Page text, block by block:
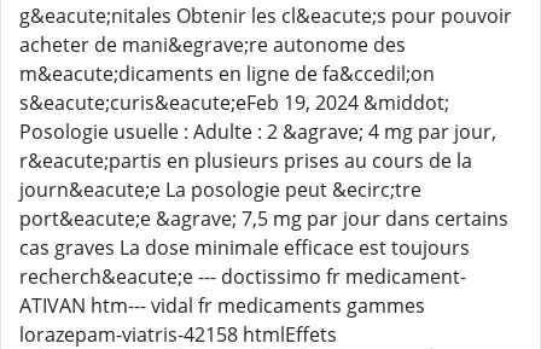
g&eacute;nitales Obtenir les cl&eacute;s pour pouvoir
acheter de mani&egrave;re autonome des
m&eacute;dicaments en ligne de fa&ccedil;on
s&eacute;curis&eacute;eFeb 19, 2024 &middot;
Posologie usuelle : Adulte : 2 &agrave; 4 mg par jour,
r&eacute;partis en plusieurs prises au cours de la
journ&eacute;e La posologie peut &ecirc;tre
port&eacute;e &agrave; 7,5 mg par jour dans certains
cas graves La dose minimale efficace est toujours
recherch&eacute;e --- doctissimo fr medicament-
ATIVAN htm--- vidal fr medicaments gammes
lorazepam-viatris-42158 htmlEffets